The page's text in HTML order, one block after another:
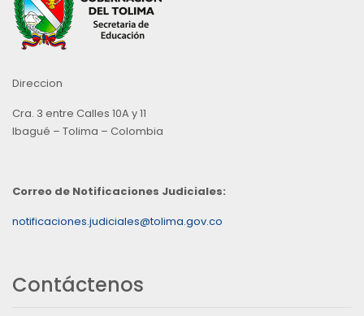
Direccion
Cra. 3 entre Calles 10A y 11
Ibagué – Tolima – Colombia
Correo de Notificaciones Judiciales:
notificaciones.judiciales@tolima.gov.co
Contáctenos